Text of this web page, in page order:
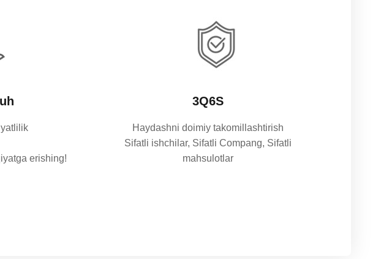
erishing!
3Q6S
Haydashni doimiy takomillashtirish
Sifatli ishchilar, Sifatli Compang, Sifatli
mahsulotlar